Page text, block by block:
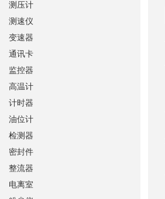
测压计
测速仪
变速器
通讯卡
监控器
高温计
计时器
油位计
检测器
密封件
整流器
电离室